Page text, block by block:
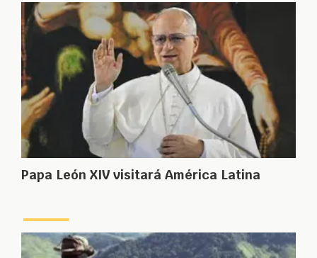
Papa León XIV visitará América Latina